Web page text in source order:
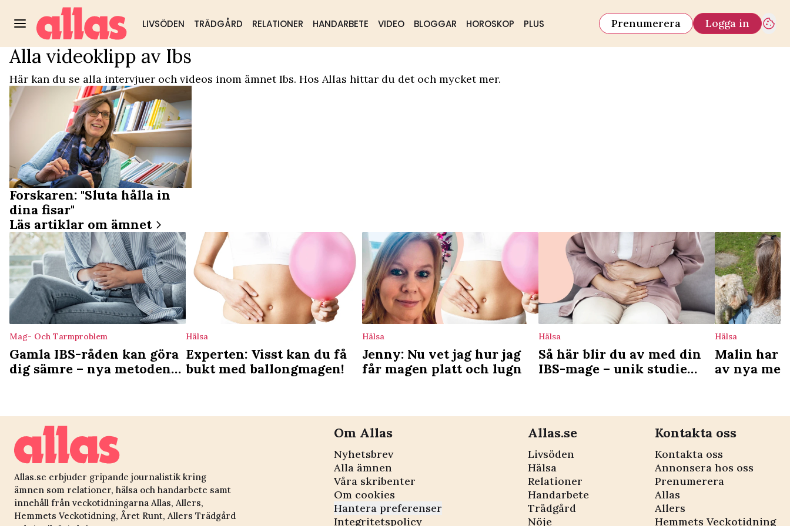
LIVSÖDEN TRÄDGÅRD RELATIONER HANDARBETE VIDEO BLOGGAR HOROSKOP PLUS Prenumerera Logga in
Populärt: Trädgård DIY & husmorstips
Video Start/Ibs
Alla videoklipp av Ibs
Här kan du se alla intervjuer och videos inom ämnet Ibs. Hos Allas hittar du det och mycket mer.
Forskaren: "Sluta hålla in
dina fisar"
Läs artiklar om ämnet
Mag- Och Tarmproblem
Gamla IBS-råden kan göra
dig sämre – nya metoden
Hälsa
Experten: Visst kan du få
bukt med ballongmagen!
Hälsa
Jenny: Nu vet jag hur jag
får magen platt och lugn
Hälsa
Så här blir du av med din
IBS-mage – unik studie
Hälsa
Malin har
av nya
Allas.se erbjuder gripande journalistik kring
ämnen som relationer, hälsa och handarbete samt
innehåll från veckotidningarna Allas, Allers,
Hemmets Veckotidning, Året Runt, Allers Trädgård
Om Allas
Nyhetsbrev
Alla ämnen
Våra skribenter
Om cookies
Hantera preferenser
Integritetspolicy
Allas.se
Livsöden
Hälsa
Relationer
Handarbete
Trädgård
Nöje
Kontakta oss
Kontakta oss
Annonsera hos oss
Prenumerera
Allas
Allers
Hemmets Veckotidning